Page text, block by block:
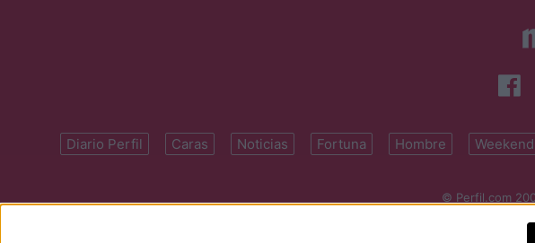
Diario Perfil Caras Noticias Fortuna Hombre Weekend
© Perfil.com